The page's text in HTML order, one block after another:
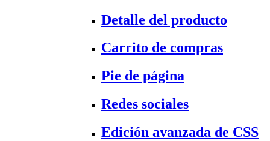
Detalle del producto
Carrito de compras
Pie de página
Redes sociales
Edición avanzada de CSS